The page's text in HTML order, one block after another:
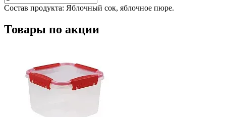
Состав продукта: Яблочный сок, яблочное пюре.
Товары по акции